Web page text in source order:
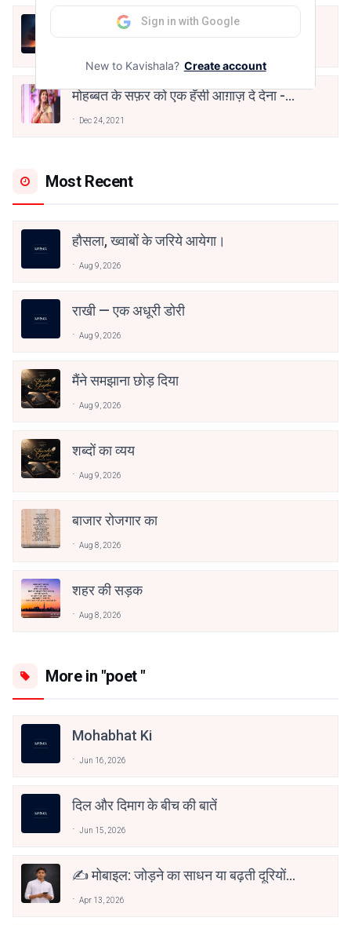
हिज्र पे ये रात भी
मोहब्बत के सफ़र को एक हँसी आग़ाज़ दे देना -
Dec 24, 2021
Most Recent
हौसला, ख्वाबों के जरिये आयेगा।
Aug 9, 2026
राखी — एक अधूरी डोरी
Aug 9, 2026
मैंने समझाना छोड़ दिया
Aug 9, 2026
शब्दों का व्यय
Aug 9, 2026
बाजार रोजगार का
Aug 8, 2026
शहर की सड़क
Aug 8, 2026
More in "poet "
Mohabhat Ki
Jun 16, 2026
दिल और दिमाग के बीच की बातें
Jun 15, 2026
✍️ मोबाइल: जोड़ने का साधन या बढ़ती दूरियों
Apr 13, 2026
Sign in with Google
New to Kavishala? Create account